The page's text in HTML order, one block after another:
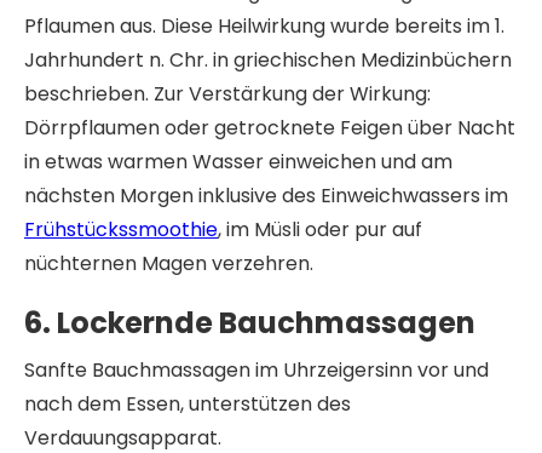
Pflaumen aus. Diese Heilwirkung wurde bereits im 1.
Jahrhundert n. Chr. in griechischen Medizinbüchern
beschrieben. Zur Verstärkung der Wirkung:
Dörrpflaumen oder getrocknete Feigen über Nacht
in etwas warmen Wasser einweichen und am
nächsten Morgen inklusive des Einweichwassers im
Frühstückssmoothie, im Müsli oder pur auf
nüchternen Magen verzehren.
6. Lockernde Bauchmassagen
Sanfte Bauchmassagen im Uhrzeigersinn vor und
nach dem Essen, unterstützen des
Verdauungsapparat.